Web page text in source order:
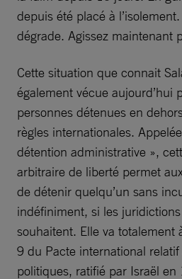
depuis été placé à
dégrade. Agissez maintenant
Cette situation que connait
également vécue aujourd’hui
personnes détenues en
règles internationales.
détention administrative »,
arbitraire de liberté permet
de détenir quelqu’un sans
indéfiniment, si les
souhaitent. Elle va totalement
9 du Pacte international
politiques, ratifié par Israël